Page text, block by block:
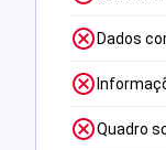
Dados
Quadro